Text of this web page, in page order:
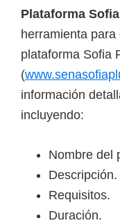
n
o
l
ó
g
i
Plataforma
herramienta
plataforma Sofia
(
información
incluyendo:
Nombre del
Descripción.
Requisitos.
Duración.